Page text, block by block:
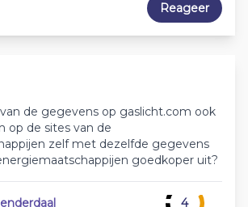
Reageer
de gegevens op gaslicht.com ook
op de sites van de
zelf met dezelfde gegevens
goedkoper uit?
4